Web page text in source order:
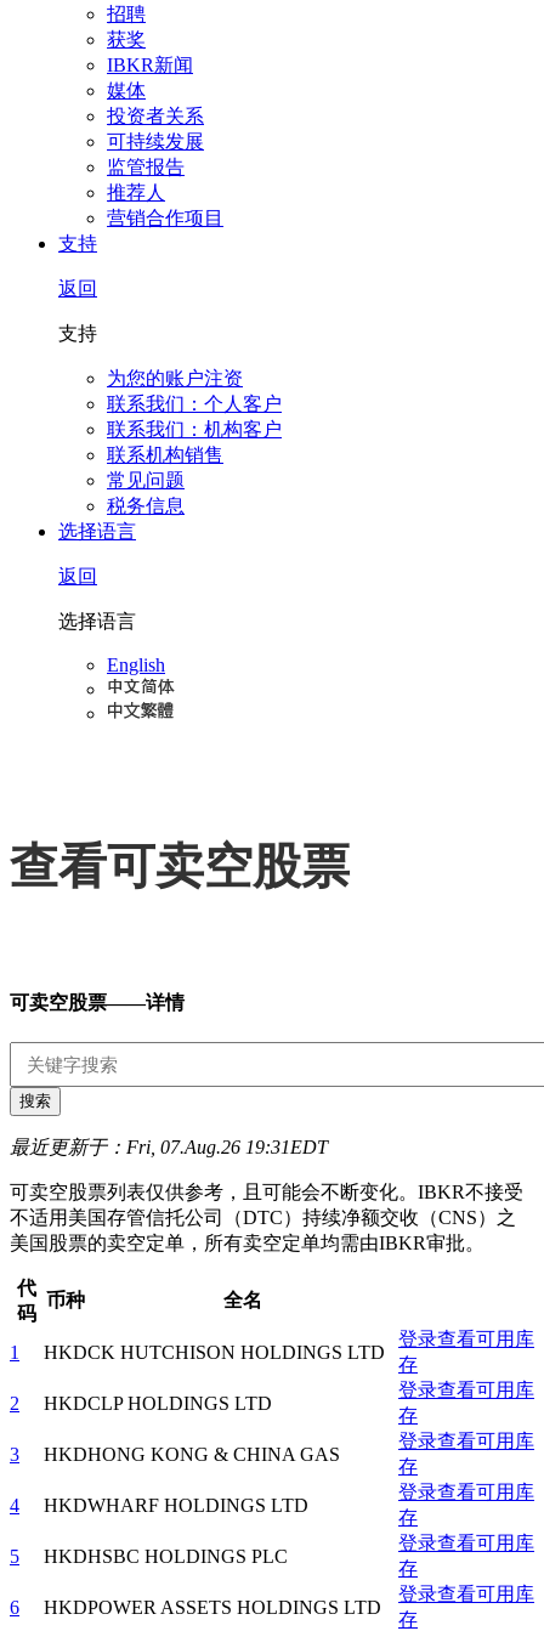
招聘
获奖
IBKR新闻
媒体
投资者关系
可持续发展
监管报告
推荐人
营销合作项目
支持
返回
支持
为您的账户注资
联系我们：个人客户
联系我们：机构客户
联系机构销售
常见问题
税务信息
选择语言
返回
选择语言
English
查看可卖空股票
可卖空股票——详情
最近更新于：Fri, 07.Aug.26 19:31EDT
可卖空股票列表仅供参考，且可能会不断变化。IBKR不接受
不适用美国存管信托公司（DTC）持续净额交收（CNS）之
美国股票的卖空定单，所有卖空定单均需由IBKR审批。
代
码
币种 全名
1 HKDCK HUTCHISON HOLDINGS LTD
登录查看可用库
存
2
HKDCLP HOLDINGS LTD
登录查看可用库
存
3
HKDHONG KONG & CHINA GAS
登录查看可用库
存
4
HKDWHARF HOLDINGS LTD
登录查看可用库
存
5
HKDHSBC HOLDINGS PLC
登录查看可用库
存
6
HKDPOWER ASSETS HOLDINGS LTD
登录查看可用库
存